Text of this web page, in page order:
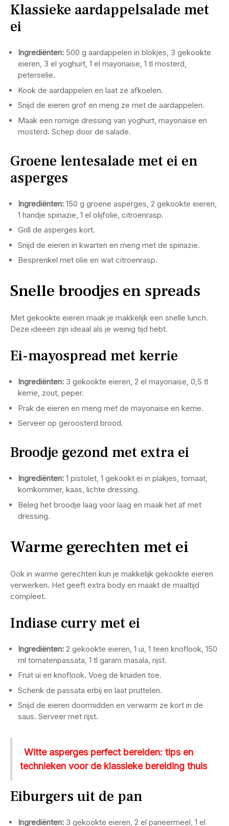
Klassieke aardappelsalade met
ei
Ingrediënten: 500 g aardappelen in blokjes, 3 gekookte
eieren, 3 el yoghurt, 1 el mayonaise, 1 tl mosterd,
peterselie.
Kook de aardappelen en laat ze afkoelen.
Snijd de eieren grof en meng ze met de aardappelen.
Maak een romige dressing van yoghurt, mayonaise en
mosterd. Schep door de salade.
Groene lentesalade met ei en
asperges
Ingrediënten: 150 g groene asperges, 2 gekookte eieren,
1 handje spinazie, 1 el olijfolie, citroenrasp.
Grill de asperges kort.
Snijd de eieren in kwarten en meng met de spinazie.
Besprenkel met olie en wat citroenrasp.
Snelle broodjes en spreads
Met gekookte eieren maak je makkelijk een snelle lunch.
Deze ideeën zijn ideaal als je weinig tijd hebt.
Ei-mayospread met kerrie
Ingrediënten: 3 gekookte eieren, 2 el mayonaise, 0,5 tl
kerrie, zout, peper.
Prak de eieren en meng met de mayonaise en kerrie.
Serveer op geroosterd brood.
Broodje gezond met extra ei
Ingrediënten: 1 pistolet, 1 gekookt ei in plakjes, tomaat,
komkommer, kaas, lichte dressing.
Beleg het broodje laag voor laag en maak het af met
dressing.
Warme gerechten met ei
Ook in warme gerechten kun je makkelijk gekookte eieren
verwerken. Het geeft extra body en maakt de maaltijd
compleet.
Indiase curry met ei
Ingrediënten: 2 gekookte eieren, 1 ui, 1 teen knoflook, 150
ml tomatenpassata, 1 tl garam masala, rijst.
Fruit ui en knoflook. Voeg de kruiden toe.
Schenk de passata erbij en laat pruttelen.
Snijd de eieren doormidden en verwarm ze kort in de
saus. Serveer met rijst.
Witte asperges perfect bereiden: tips en
technieken voor de klassieke bereiding thuis
Eiburgers uit de pan
Ingrediënten: 3 gekookte eieren, 2 el paneermeel, 1 el